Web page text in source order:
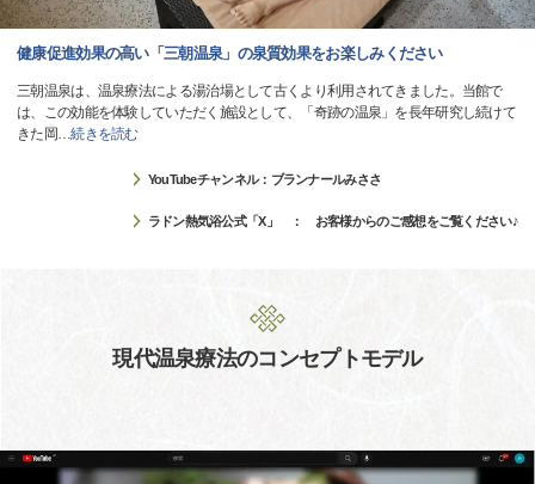
健康促進効果の高い「三朝温泉」の泉質効果をお楽しみください
三朝温泉は、温泉療法による湯治場として古くより利用されてきました。当館で
は、この効能を体験していただく施設として、「奇跡の温泉」を長年研究し続けて
きた岡…続きを読む
YouTubeチャンネル：ブランナールみささ
ラドン熱気浴公式「X」 ： お客様からのご感想をご覧ください♪
現代温泉療法のコンセプトモデル